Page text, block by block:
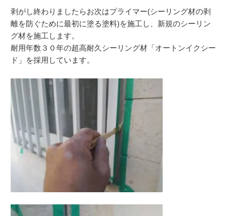
剥がし終わりましたらお次はプライマー(シーリング材の剥
離を防ぐために最初に塗る塗料)を施工し、新規のシーリン
グ材を施工します。
耐用年数３０年の超高耐久シーリング材「オートンイクシー
ド」を採用しています。